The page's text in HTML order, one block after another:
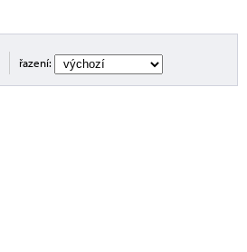
řazení: